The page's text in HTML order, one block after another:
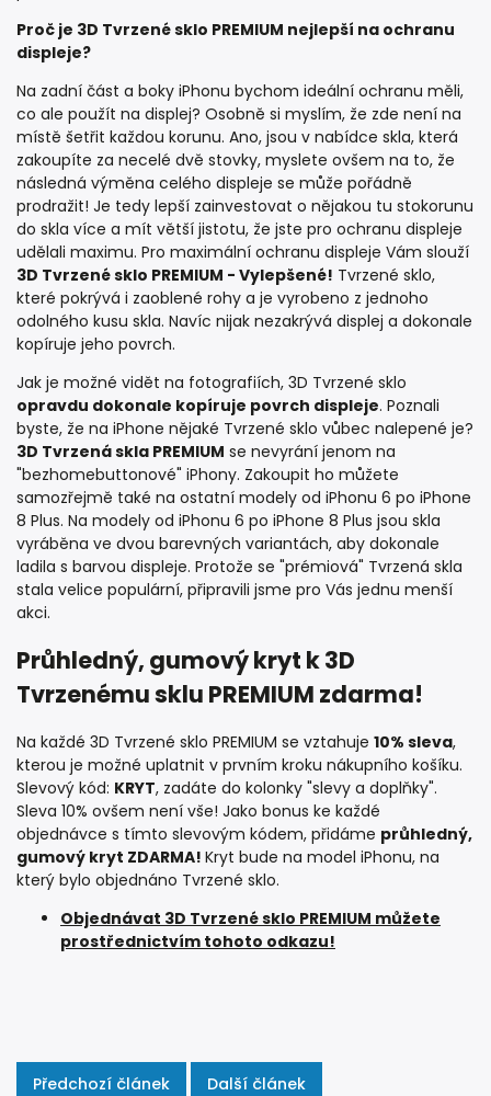
Proč je 3D Tvrzené sklo PREMIUM nejlepší na ochranu
displeje?
Na zadní část a boky iPhonu bychom ideální ochranu měli,
co ale použít na displej? Osobně si myslím, že zde není na
místě šetřit každou korunu. Ano, jsou v nabídce skla, která
zakoupíte za necelé dvě stovky, myslete ovšem na to, že
následná výměna celého displeje se může pořádně
prodražit! Je tedy lepší zainvestovat o nějakou tu stokorunu
do skla více a mít větší jistotu, že jste pro ochranu displeje
udělali maximu. Pro maximální ochranu displeje Vám slouží
3D Tvrzené sklo PREMIUM - Vylepšené! Tvrzené sklo,
které pokrývá i zaoblené rohy a je vyrobeno z jednoho
odolného kusu skla. Navíc nijak nezakrývá displej a dokonale
kopíruje jeho povrch.
Jak je možné vidět na fotografiích, 3D Tvrzené sklo
opravdu dokonale kopíruje povrch displeje. Poznali
byste, že na iPhone nějaké Tvrzené sklo vůbec nalepené je?
3D Tvrzená skla PREMIUM se nevyrání jenom na
"bezhomebuttonové" iPhony. Zakoupit ho můžete
samozřejmě také na ostatní modely od iPhonu 6 po iPhone
8 Plus. Na modely od iPhonu 6 po iPhone 8 Plus jsou skla
vyráběna ve dvou barevných variantách, aby dokonale
ladila s barvou displeje. Protože se "prémiová" Tvrzená skla
stala velice populární, připravili jsme pro Vás jednu menší
akci.
Průhledný, gumový kryt k 3D
Tvrzenému sklu PREMIUM zdarma!
Na každé 3D Tvrzené sklo PREMIUM se vztahuje 10% sleva,
kterou je možné uplatnit v prvním kroku nákupního košíku.
Slevový kód: KRYT, zadáte do kolonky "slevy a doplňky".
Sleva 10% ovšem není vše! Jako bonus ke každé
objednávce s tímto slevovým kódem, přidáme průhledný,
gumový kryt ZDARMA! Kryt bude na model iPhonu, na
který bylo objednáno Tvrzené sklo.
Objednávat 3D Tvrzené sklo PREMIUM můžete
prostřednictvím tohoto odkazu!
Předchozí článek Další článek